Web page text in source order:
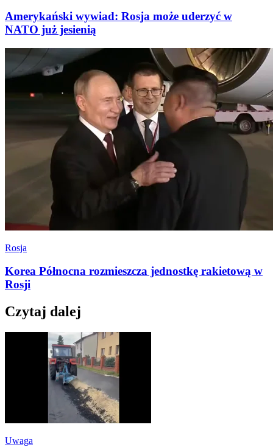
Amerykański wywiad: Rosja może uderzyć w
NATO już jesienią
Rosja
Korea Północna rozmieszcza jednostkę rakietową w
Rosji
Czytaj dalej
Uwaga